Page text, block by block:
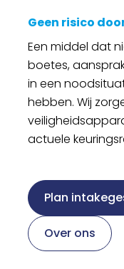
Geen risico
Een middel dat
boetes,
in een
hebben. Wij
actuele
Plan
Over ons